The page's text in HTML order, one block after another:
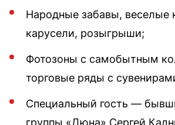
Народные забавы, веселые
карусели, розыгрыши;
Фотозоны с самобытным
торговые ряды с
Специальный гость —
группы «Дюна» Сергей